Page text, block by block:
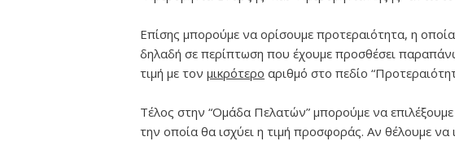
Επίσης μπορούμε να ορίσουμε προτεραιότητα, η
δηλαδή σε περίπτωση που έχουμε προσθέσει
τιμή με τον μικρότερο αριθμό στο πεδίο
Τέλος στην “Ομάδα Πελατών” μπορούμε να
την οποία θα ισχύει η τιμή προσφοράς. Αν θέλουμε να